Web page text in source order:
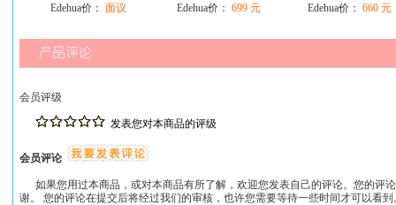
Edehua价： 面议
Edehua价： 699 元
Edehua价： 660 元
会员评级
发表您对本商品的评级
会员评论
如果您用过本商品，或对本商品有所了解，欢迎您发表自己的评论。您的评
谢。 您的评论在提交后将经过我们的审核，也许您需要等待一些时间才可以看